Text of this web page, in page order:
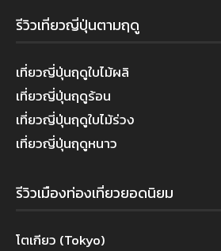
รีวิวเที่ยวญี่ปุ่นตามฤดู
เที่ยวญี่ปุ่นฤดูใบไม้ผลิ
เที่ยวญี่ปุ่นฤดูร้อน
เที่ยวญี่ปุ่นฤดูใบไม้ร่วง
เที่ยวญี่ปุ่นฤดูหนาว
รีวิวเมืองท่องเที่ยวยอดนิยม
โตเกียว (Tokyo)